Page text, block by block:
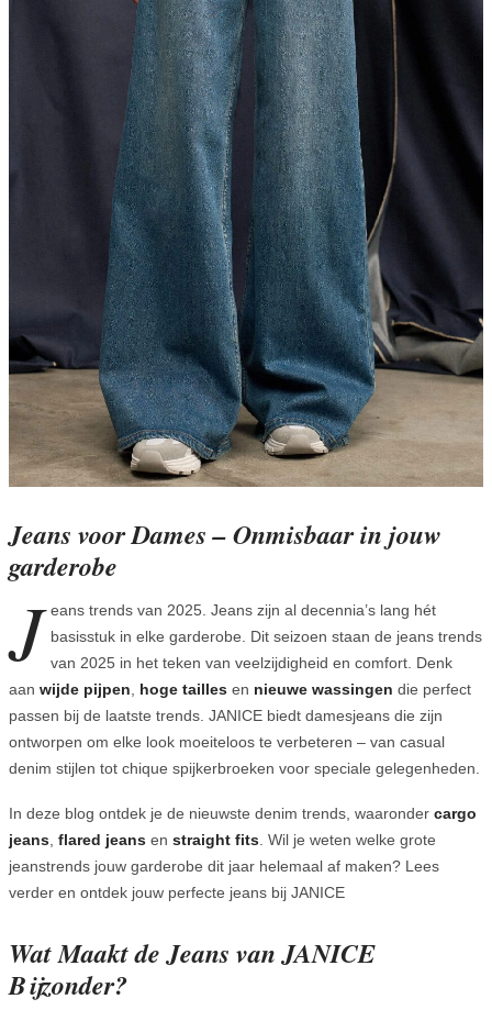
Jeans voor Dames – Onmisbaar in jouw
garderobe
J eans trends van 2025. Jeans zijn al decennia’s lang hét
basisstuk in elke garderobe. Dit seizoen staan de jeans trends
van 2025 in het teken van veelzijdigheid en comfort. Denk
aan wijde pijpen hoge tailles en nieuwe wassingen die perfect
passen bij de laatste trends. JANICE biedt damesjeans die zijn
ontworpen om elke look moeiteloos te verbeteren – van casual
denim stijlen tot chique spijkerbroeken voor speciale gelegenheden.
In deze blog ontdek je de nieuwste denim trends, waaronder cargo
jeans flared jeans en straight fits . Wil je weten welke grote
jeanstrends jouw garderobe dit jaar helemaal af maken? Lees
verder en ontdek jouw perfecte jeans bij JANICE
Wat Maakt de Jeans van JANICE
Bijzonder?